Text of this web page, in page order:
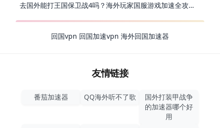
去国外能打王国保卫战4吗？海外玩家国服游戏加速全攻略（附公主连结幻想江湖实测）
回国vpn 回国加速vpn 海外回国加速器
友情链接
番茄加速器 QQ海外听不了歌
国外打装甲战争
的加速器哪个好
用